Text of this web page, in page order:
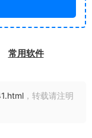
常用软件
，转载请注明